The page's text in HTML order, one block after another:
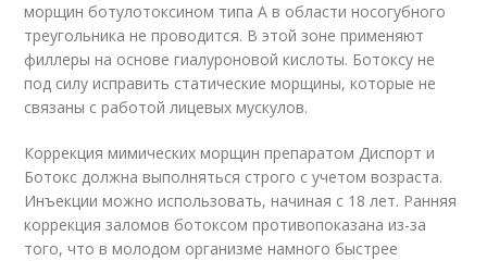
морщин ботулотоксином типа А в области носогубного
треугольника не проводится. В этой зоне применяют
филлеры на основе гиалуроновой кислоты. Ботоксу не
под силу исправить статические морщины, которые не
связаны с работой лицевых мускулов.
Коррекция мимических морщин препаратом Диспорт и
Ботокс должна выполняться строго с учетом возраста.
Инъекции можно использовать, начиная с 18 лет. Ранняя
коррекция заломов ботоксом противопоказана из-за
того, что в молодом организме намного быстрее